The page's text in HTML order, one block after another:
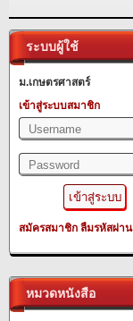
ระบบผู้ใช้
ม.เกษตรศาสตร์
เข้าสู่ระบบสมาชิก
สมัครสมาชิก ลืมรหัสผ่าน
หมวดหนังสือ